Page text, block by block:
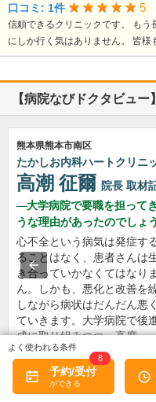
口コミ: 1件 5
信頼できるクリニックです。 もう
にしか行く気はありません。 皆様
【病院なびドクタビュ
熊本県熊本市南区
たかしお内科ハートクリニ
高潮 征爾 院長 取材
大学病院で要職を担って
うな理由があったのでしょ
心不全という病気は発症す
ることはなく、患者さんは
き合っていかなくてはなり
ん。しかも、悪化と改善を
しながら病状はだんだん悪
ていきます。大学病院で後
成に取り組みつつ、高度…
予約/受付
8